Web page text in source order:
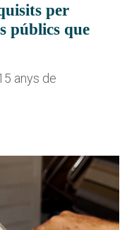
per
públics que
anys de